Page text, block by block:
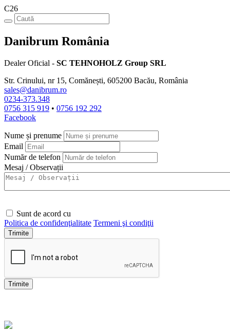
C26
Danibrum România
Dealer Oficial - SC TEHNOHOLZ Group SRL
Str. Crinului, nr 15, Comănești, 605200 Bacău, România
sales@danibrum.ro
0234-373.348
0756 315 919 • 0756 192 292
Facebook
Nume și prenume
Email
Număr de telefon
Mesaj / Observații
Sunt de acord cu
Politica de confidenţialitate Termeni şi condiţii
Trimite
Trimite